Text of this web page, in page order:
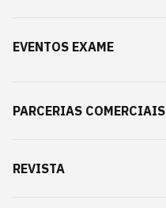
EVENTOS EXAME
PARCERIAS COMERCIAIS
REVISTA